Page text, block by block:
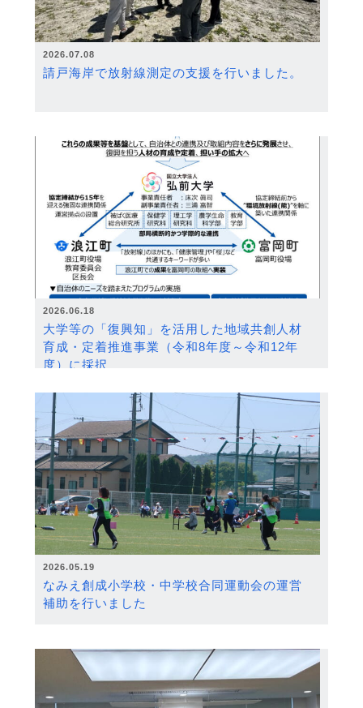
2026.07.08
請戸海岸で放射線測定の支援を行いました。
2026.06.18
大学等の「復興知」を活用した地域共創人材
育成・定着推進事業（令和8年度～令和12年
度）に採択
2026.05.19
なみえ創成小学校・中学校合同運動会の運営
補助を行いました